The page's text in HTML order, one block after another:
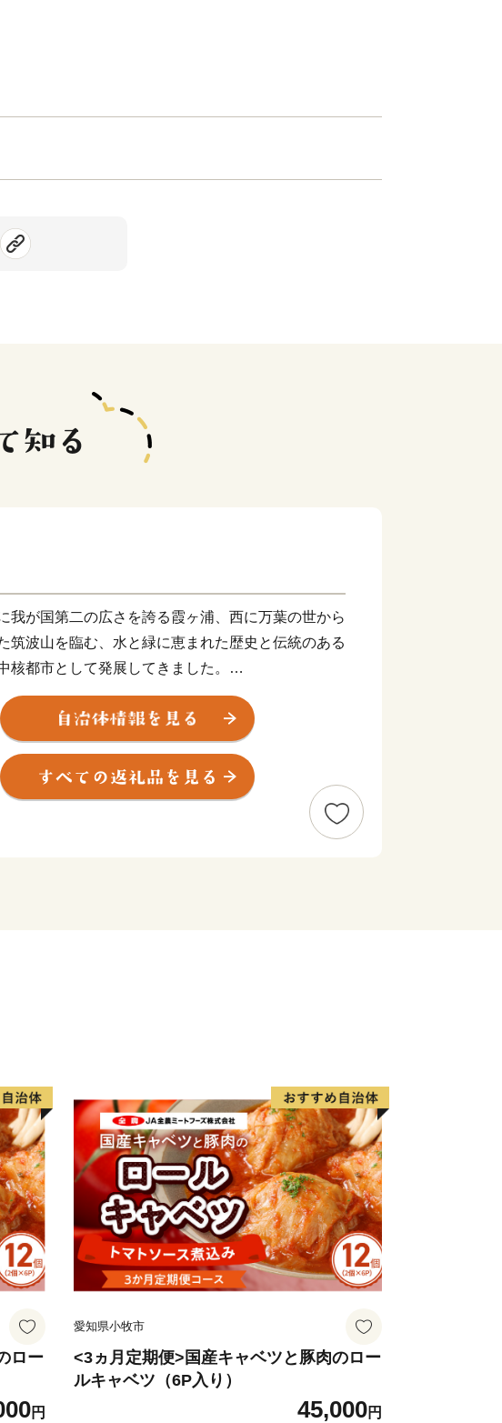
我が国第二の広さを誇る霞ヶ浦、西に万葉の世から
筑波山を臨む、水と緑に恵まれた歴史と伝統のある
核都市として発展してきました。
大花火の一つでもあり、花火師が日本一をかけて腕
国花火競技大会」や国内屈指の市民マラソンとなり
がうらマラソン兼国際盲人マラソン」、全国各地の
集めた「カレーフェスティバル」など特色あるイベ
ロー
円
愛知県小牧市
<3ヵ月定期便>国産キャベツと豚肉のロー
ルキャベツ（6P入り）
45,000円